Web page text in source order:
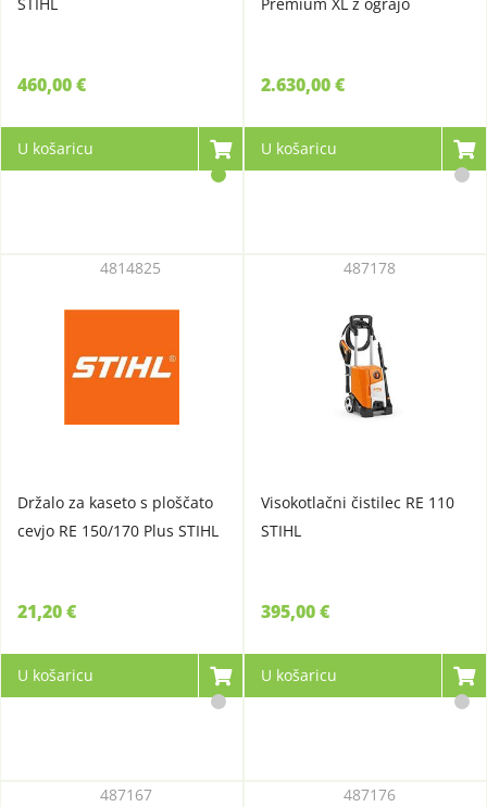
460,00 €
U košaricu
2.630,00 €
U košaricu
Držalo za kaseto s ploščato
cevjo RE 150/170 Plus STIHL
4814825
21,20 €
U košaricu
Visokotlačni čistilec RE 110
STIHL
487178
395,00 €
U košaricu
487167 487176